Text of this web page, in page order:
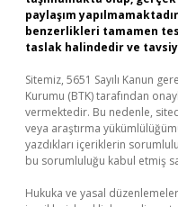
paylaşım
benzerlikleri tamamen
taslak halindedir ve
Sitemiz, 5651 Sayılı Kanun
Kurumu (BTK) tarafından
vermektedir. Bu nedenle,
veya araştırma
yazdıkları içeriklerin
bu sorumluluğu kabul etmiş
Hukuka ve yasal